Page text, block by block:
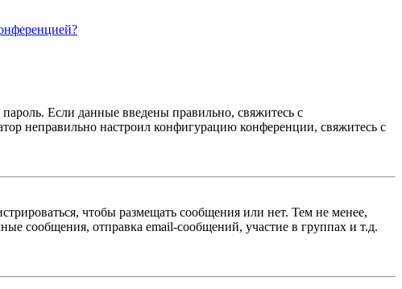
Если данные введены правильно, свяжитесь с
неправильно настроил конфигурацию конференции, свяжитесь с
чтобы размещать сообщения или нет. Тем не менее,
сообщения, отправка email-сообщений, участие в группах и т.д.